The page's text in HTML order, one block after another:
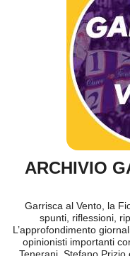
ARCHIVIO
Garrisca al Vento, la
spunti, riflessioni,
L’approfondimento
opinionisti importanti